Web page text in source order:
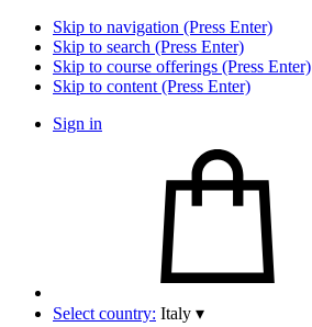
Skip to navigation (Press Enter)
Skip to search (Press Enter)
Skip to course offerings (Press Enter)
Skip to content (Press Enter)
Sign in
Select country: Italy ▾